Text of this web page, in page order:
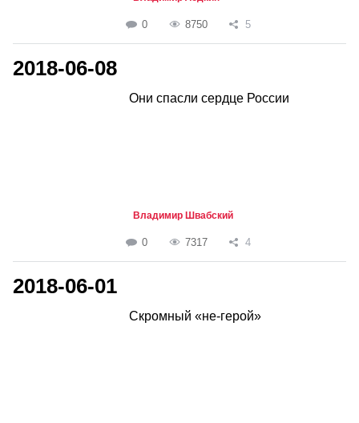
0 8750 5
2018-06-08
Они спасли сердце России
Владимир Швабский
0 7317 4
2018-06-01
Скромный «не-герой»